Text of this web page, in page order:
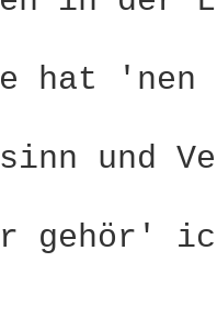
hat 'nen
und
gehör'